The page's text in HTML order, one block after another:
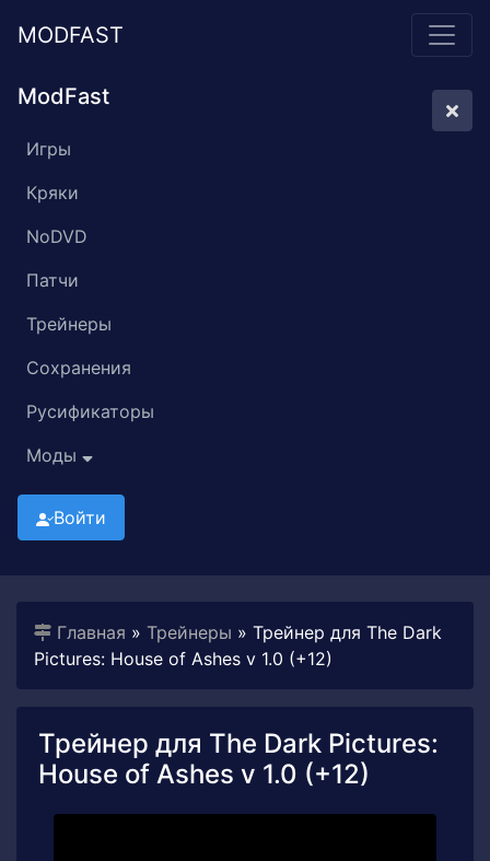
MODFAST
ModFast
Игры
Кряки
NoDVD
Патчи
Трейнеры
Сохранения
Русификаторы
Моды
Войти
Главная » Трейнеры » Трейнер для The Dark
Pictures: House of Ashes v 1.0 (+12)
Трейнер для The Dark Pictures:
House of Ashes v 1.0 (+12)